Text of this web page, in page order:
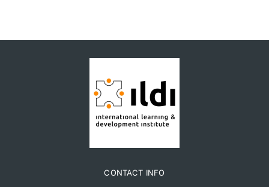
CONTACT INFO